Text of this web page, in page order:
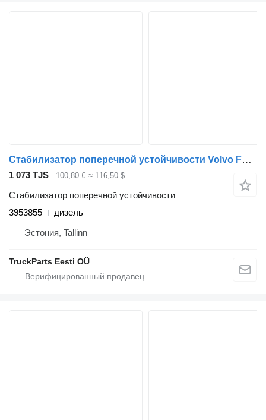
Стабилизатор поперечной устойчивости Volvo FL (01.00-) 3953855 для тягача Volvo FL, FL6, FL7, FL10, FL12, FS718 (1985-2005)
1 073 TJS 100,80 € ≈ 116,50 $
Стабилизатор поперечной устойчивости
3953855
дизель
Эстония, Tallinn
TruckParts Eesti OÜ